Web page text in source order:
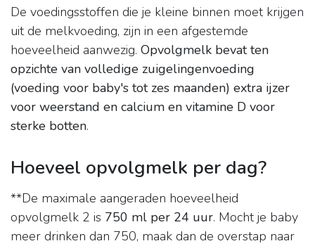
De voedingsstoffen die je kleine binnen moet krijgen
uit de melkvoeding, zijn in een afgestemde
hoeveelheid aanwezig. Opvolgmelk bevat ten
opzichte van volledige zuigelingenvoeding
(voeding voor baby's tot zes maanden) extra ijzer
voor weerstand en calcium en vitamine D voor
sterke botten.
Hoeveel opvolgmelk per dag?
**De maximale aangeraden hoeveelheid
opvolgmelk 2 is 750 ml per 24 uur. Mocht je baby
meer drinken dan 750, maak dan de overstap naar